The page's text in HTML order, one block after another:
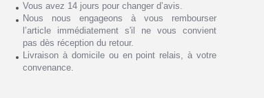
Vous avez 14 jours pour changer d’avis.
Nous nous engageons à vous rembourser
l’article immédiatement s'il ne vous convient
pas dès réception du retour.
Livraison à domicile ou en point relais, à votre
convenance.